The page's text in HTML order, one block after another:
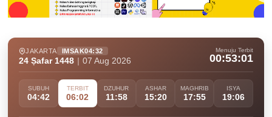
JAKARTA IMSAK04:32
24 Ṣafar 1448 07 Aug 2026
Menuju Terbit
00:52:59
SUBUH
04:42
TERBIT
06:02
DZUHUR
11:58
ASHAR
15:20
MAGHRIB
17:55
ISYA
19:06